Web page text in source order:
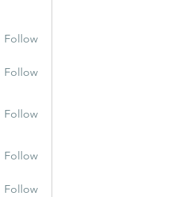
Follow
Follow
Follow
Follow
Follow